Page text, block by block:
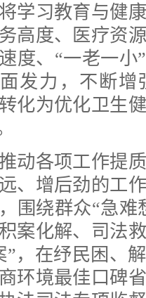
学习教育与健
高度、医疗资
度、“一老一小
发力，不断增
化为优化卫生
各项工作提质
、增后劲的工
围绕群众“急难
案化解、司法
”，在纾民困、
环境最佳口碑